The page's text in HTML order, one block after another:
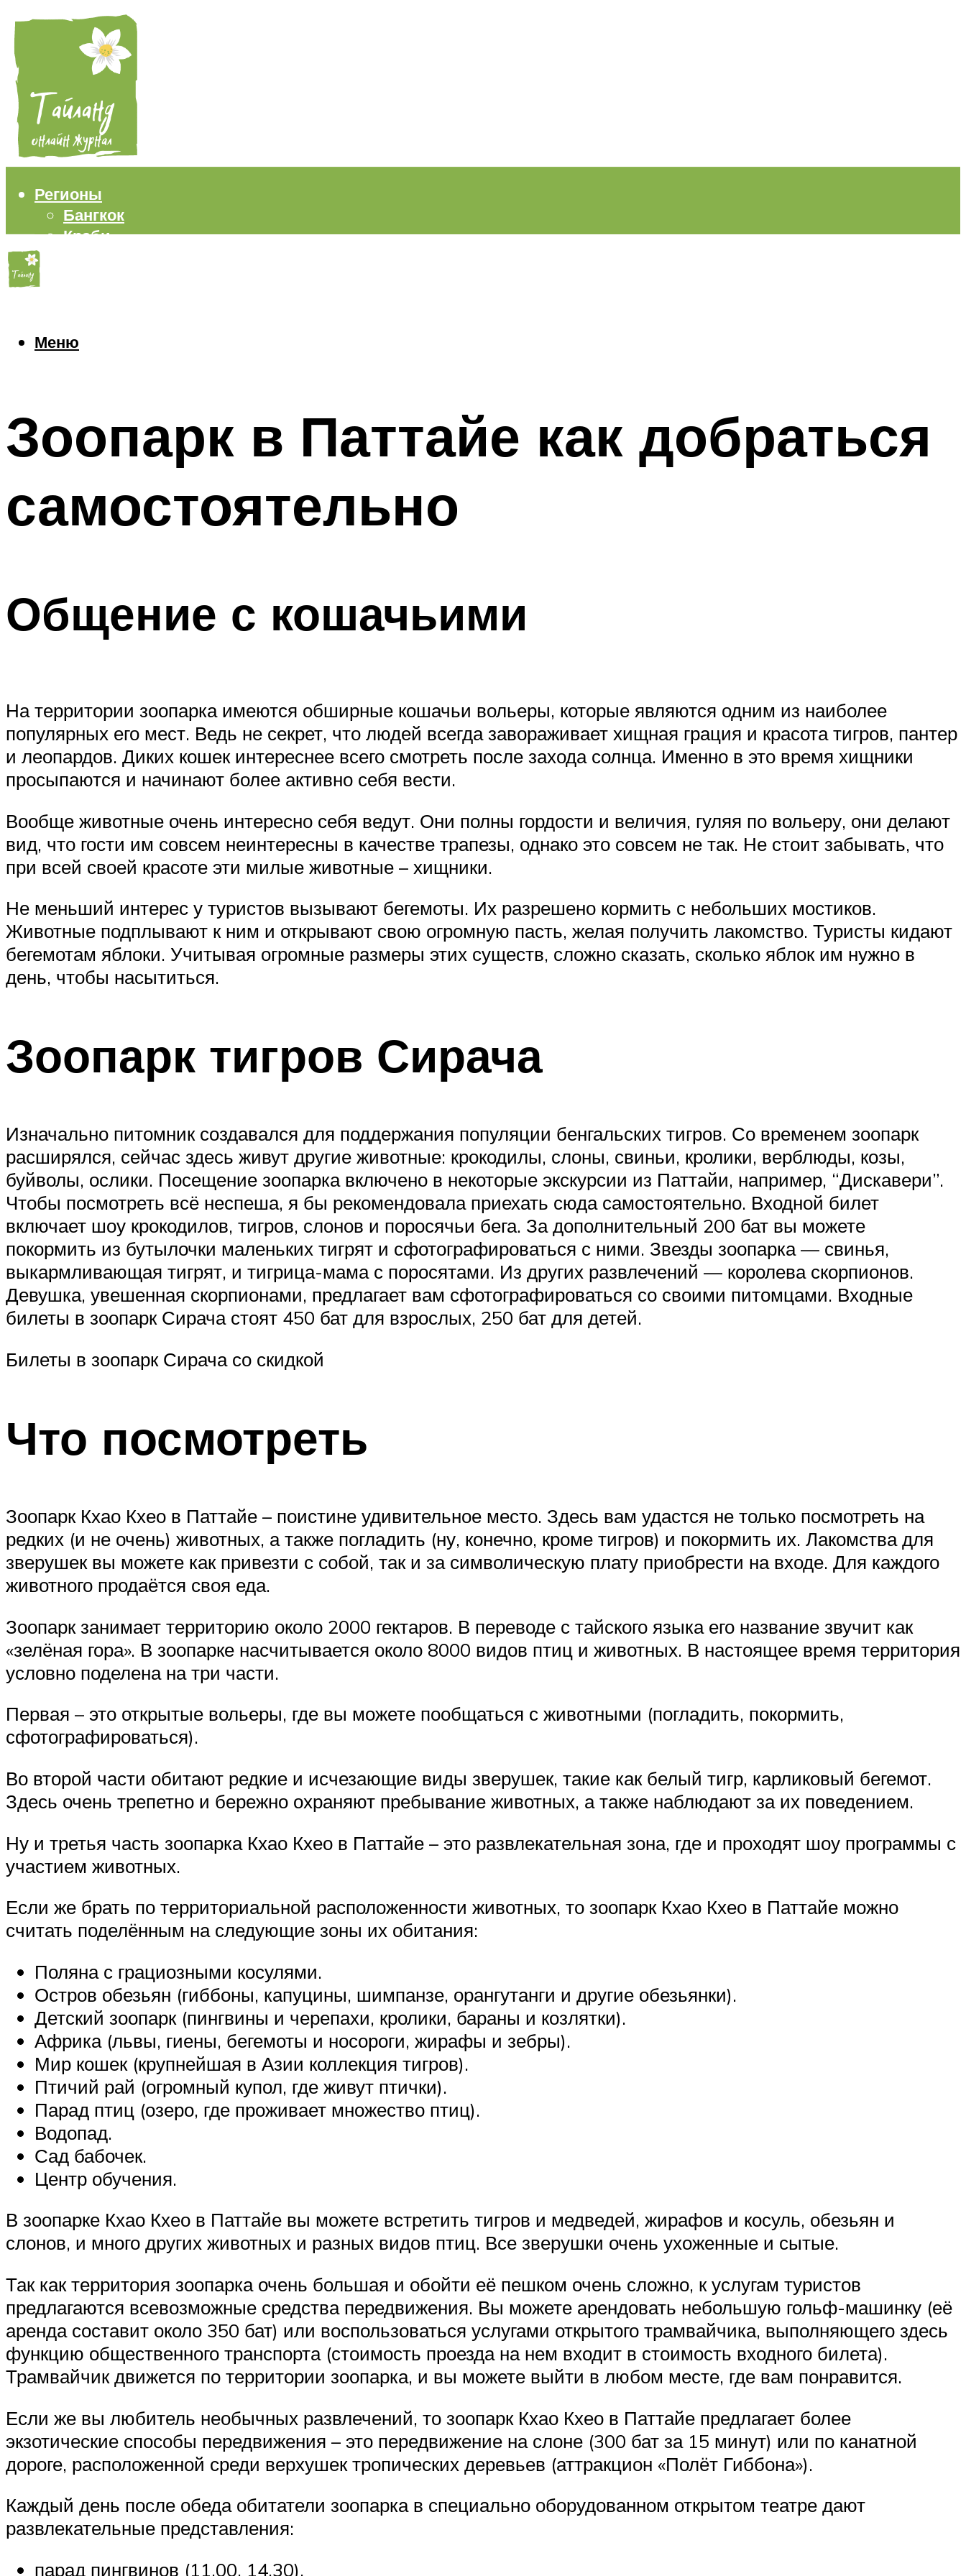
Регионы
Бангкок
Краби
Еда
Меню
Меню
Зоопарк в Паттайе как добраться
самостоятельно
Общение с кошачьими
На территории зоопарка имеются обширные кошачьи вольеры, которые являются одним из наиболее
популярных его мест. Ведь не секрет, что людей всегда завораживает хищная грация и красота тигров, пантер
и леопардов. Диких кошек интереснее всего смотреть после захода солнца. Именно в это время хищники
просыпаются и начинают более активно себя вести.
Вообще животные очень интересно себя ведут. Они полны гордости и величия, гуляя по вольеру, они делают
вид, что гости им совсем неинтересны в качестве трапезы, однако это совсем не так. Не стоит забывать, что
при всей своей красоте эти милые животные – хищники.
Не меньший интерес у туристов вызывают бегемоты. Их разрешено кормить с небольших мостиков.
Животные подплывают к ним и открывают свою огромную пасть, желая получить лакомство. Туристы кидают
бегемотам яблоки. Учитывая огромные размеры этих существ, сложно сказать, сколько яблок им нужно в
день, чтобы насытиться.
Зоопарк тигров Сирача
Изначально питомник создавался для поддержания популяции бенгальских тигров. Со временем зоопарк
расширялся, сейчас здесь живут другие животные: крокодилы, слоны, свиньи, кролики, верблюды, козы,
буйволы, ослики. Посещение зоопарка включено в некоторые экскурсии из Паттайи, например, “Дискавери”.
Чтобы посмотреть всё неспеша, я бы рекомендовала приехать сюда самостоятельно. Входной билет
включает шоу крокодилов, тигров, слонов и поросячьи бега. За дополнительный 200 бат вы можете
покормить из бутылочки маленьких тигрят и сфотографироваться с ними. Звезды зоопарка — свинья,
выкармливающая тигрят, и тигрица-мама с поросятами. Из других развлечений — королева скорпионов.
Девушка, увешенная скорпионами, предлагает вам сфотографироваться со своими питомцами. Входные
билеты в зоопарк Сирача стоят 450 бат для взрослых, 250 бат для детей.
Билеты в зоопарк Сирача со скидкой
Что посмотреть
Зоопарк Кхао Кхео в Паттайе – поистине удивительное место. Здесь вам удастся не только посмотреть на
редких (и не очень) животных, а также погладить (ну, конечно, кроме тигров) и покормить их. Лакомства для
зверушек вы можете как привезти с собой, так и за символическую плату приобрести на входе. Для каждого
животного продаётся своя еда.
Зоопарк занимает территорию около 2000 гектаров. В переводе с тайского языка его название звучит как
«зелёная гора». В зоопарке насчитывается около 8000 видов птиц и животных. В настоящее время территория
условно поделена на три части.
Первая – это открытые вольеры, где вы можете пообщаться с животными (погладить, покормить,
сфотографироваться).
Во второй части обитают редкие и исчезающие виды зверушек, такие как белый тигр, карликовый бегемот.
Здесь очень трепетно и бережно охраняют пребывание животных, а также наблюдают за их поведением.
Ну и третья часть зоопарка Кхао Кхео в Паттайе – это развлекательная зона, где и проходят шоу программы с
участием животных.
Если же брать по территориальной расположенности животных, то зоопарк Кхао Кхео в Паттайе можно
считать поделённым на следующие зоны их обитания:
Поляна с грациозными косулями.
Остров обезьян (гиббоны, капуцины, шимпанзе, орангутанги и другие обезьянки).
Детский зоопарк (пингвины и черепахи, кролики, бараны и козлятки).
Африка (львы, гиены, бегемоты и носороги, жирафы и зебры).
Мир кошек (крупнейшая в Азии коллекция тигров).
Птичий рай (огромный купол, где живут птички).
Парад птиц (озеро, где проживает множество птиц).
Водопад.
Сад бабочек.
Центр обучения.
В зоопарке Кхао Кхео в Паттайе вы можете встретить тигров и медведей, жирафов и косуль, обезьян и
слонов, и много других животных и разных видов птиц. Все зверушки очень ухоженные и сытые.
Так как территория зоопарка очень большая и обойти её пешком очень сложно, к услугам туристов
предлагаются всевозможные средства передвижения. Вы можете арендовать небольшую гольф-машинку (её
аренда составит около 350 бат) или воспользоваться услугами открытого трамвайчика, выполняющего здесь
функцию общественного транспорта (стоимость проезда на нем входит в стоимость входного билета).
Трамвайчик движется по территории зоопарка, и вы можете выйти в любом месте, где вам понравится.
Если же вы любитель необычных развлечений, то зоопарк Кхао Кхео в Паттайе предлагает более
экзотические способы передвижения – это передвижение на слоне (300 бат за 15 минут) или по канатной
дороге, расположенной среди верхушек тропических деревьев (аттракцион «Полёт Гиббона»).
Каждый день после обеда обитатели зоопарка в специально оборудованном открытом театре дают
развлекательные представления:
парад пингвинов (11.00, 14.30).